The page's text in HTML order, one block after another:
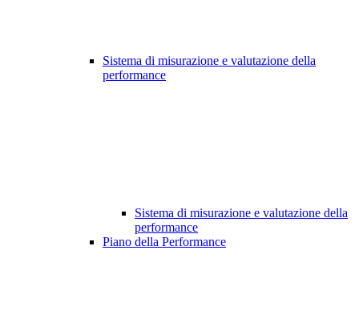
Sistema di misurazione e valutazione della
performance
Sistema di misurazione e valutazione della
performance
Piano della Performance